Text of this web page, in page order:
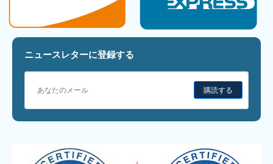
ニュースレターに登録する
購読する